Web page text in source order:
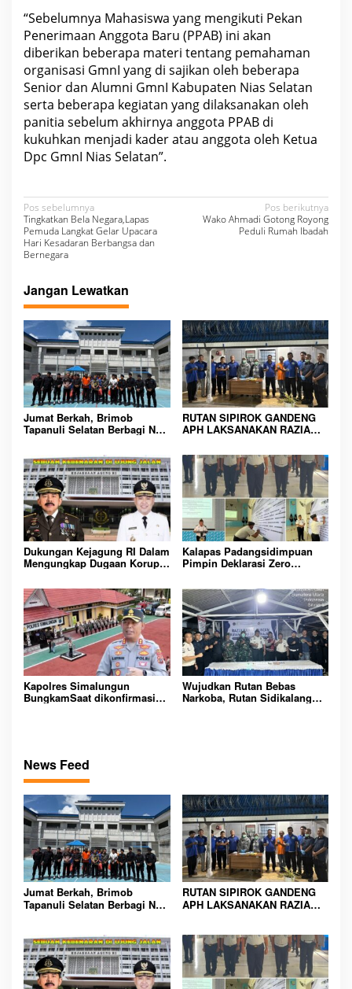
“Sebelumnya Mahasiswa yang mengikuti Pekan
Penerimaan Anggota Baru (PPAB) ini akan
diberikan beberapa materi tentang pemahaman
organisasi GmnI yang di sajikan oleh beberapa
Senior dan Alumni GmnI Kabupaten Nias Selatan
serta beberapa kegiatan yang dilaksanakan oleh
panitia sebelum akhirnya anggota PPAB di
kukuhkan menjadi kader atau anggota oleh Ketua
Dpc GmnI Nias Selatan”.
N
a
v
i
g
a
s
i
p
o
s
Pos sebelumnya
Tingkatkan Bela Negara,Lapas
Pemuda Langkat Gelar Upacara
Hari Kesadaran Berbangsa dan
Bernegara
Pos berikutnya
Wako Ahmadi Gotong Royong
Peduli Rumah Ibadah
Jangan Lewatkan
Jumat Berkah, Brimob
Tapanuli Selatan Berbagi Nasi
Rutan Kelas IIB Sipirok
RUTAN SIPIROK GANDENG
APH LAKSANAKAN RAZIA
KOMITMEN CIPTAKAN
LINGKUNGAN
PEMASYARAKATAN YANG
AMAN
Dukungan Kejagung RI Dalam
Mengungkap Dugaan Korupsi
Ketua AMPK : Segera Periksa
Dan Tangkap!
Kalapas Padangsidimpuan
Pimpin Deklarasi Zero
Lingkungan Lapas
Padangsidimpuan
Kapolres Simalungun
BungkamSaat dikonfirmasi
Wujudkan Rutan Bebas
Narkoba, Rutan Sidikalang
News Feed
Jumat Berkah, Brimob
Tapanuli Selatan Berbagi Nasi
RUTAN SIPIROK GANDENG
APH LAKSANAKAN RAZIA
LINGKUNGAN
PEMASYARAKATAN YANG
AMAN